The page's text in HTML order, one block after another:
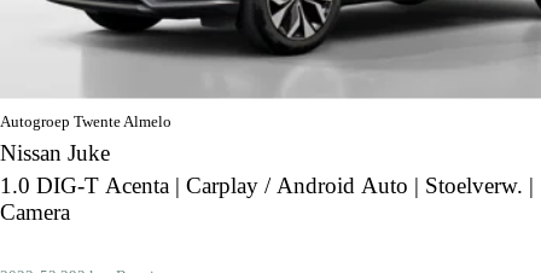
Autogroep Twente Almelo
Nissan Juke
1.0 DIG-T Acenta | Carplay / Android Auto | Stoelverw. |
Camera